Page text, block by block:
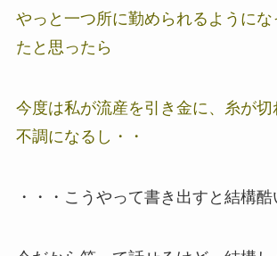
やっと一つ所に勤められるようにな
たと思ったら
今度は私が流産を引き金に、糸が切
不調になるし・・
・・・こうやって書き出すと結構